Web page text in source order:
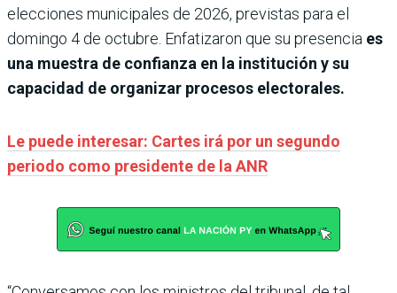
elecciones municipales de 2026, previstas para el
domingo 4 de octubre. Enfatizaron que su presencia es
una muestra de confianza en la institución y su
capacidad de organizar procesos electorales.
Le puede interesar: Cartes irá por un segundo
periodo como presidente de la ANR